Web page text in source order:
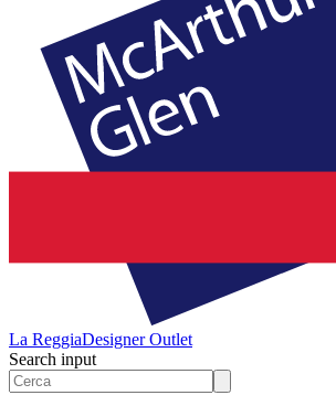
La ReggiaDesigner Outlet
Search input